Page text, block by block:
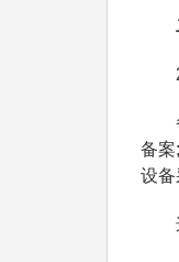
二
备
备
设
这